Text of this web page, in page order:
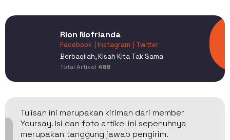
Rion Nofrianda
Facebook | Instagram
| Twitter
Berbagilah, Kisah Kita Tak Sama
Total Artikel 488
Tulisan ini merupakan kiriman dari member
Yoursay. Isi dan foto artikel ini sepenuhnya
merupakan tanggung jawab pengirim.